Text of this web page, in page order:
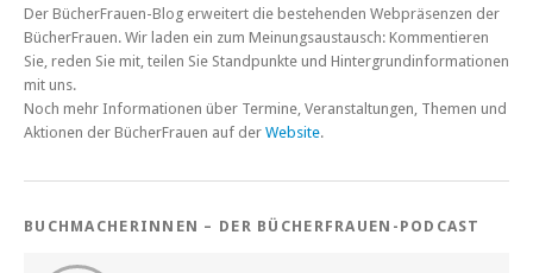
Der BücherFrauen-Blog erweitert die bestehenden Webpräsenzen der
BücherFrauen. Wir laden ein zum Meinungsaustausch: Kommentieren
Sie, reden Sie mit, teilen Sie Standpunkte und Hintergrundinformationen
mit uns.
Noch mehr Informationen über Termine, Veranstaltungen, Themen und
Aktionen der BücherFrauen auf der Website.
BUCHMACHERINNEN – DER BÜCHERFRAUEN-PODCAST